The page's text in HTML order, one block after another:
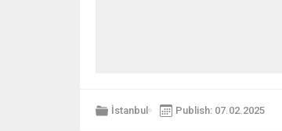
İstanbul Publish: 07.02.2025